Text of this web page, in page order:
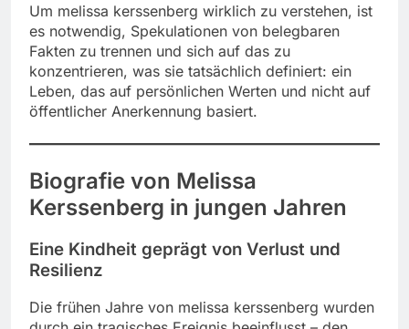
Um melissa kerssenberg wirklich zu verstehen, ist
es notwendig, Spekulationen von belegbaren
Fakten zu trennen und sich auf das zu
konzentrieren, was sie tatsächlich definiert: ein
Leben, das auf persönlichen Werten und nicht auf
öffentlicher Anerkennung basiert.
Biografie von Melissa
Kerssenberg in jungen Jahren
Eine Kindheit geprägt von Verlust und
Resilienz
Die frühen Jahre von melissa kerssenberg wurden